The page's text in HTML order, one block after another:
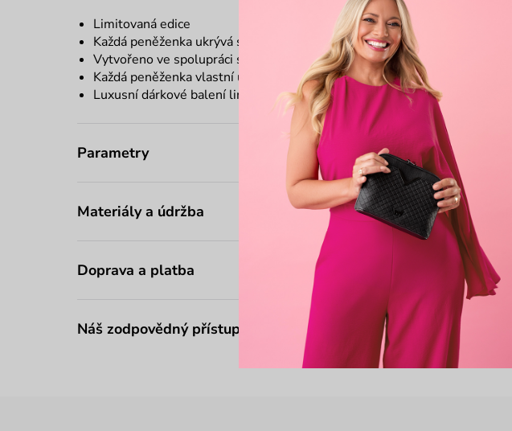
Limitovaná edice
Každá peněženka ukrývá svůj vlastní příběh - pouze 100 ks od každé barvy
Vytvořeno ve spolupráci s českou rapperkouSharlotou
Každá peněženka vlastní unikátní sériové číslo
Luxusní dárkové balení limitované edice s monogramem
Parametry
Materiály a údržba
Doprava a platba
Náš zodpovědný přístup